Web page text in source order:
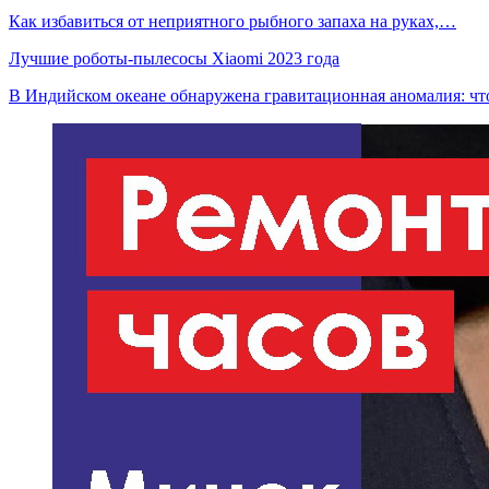
Как избавиться от неприятного рыбного запаха на руках,…
Лучшие роботы-пылесосы Xiaomi 2023 года
В Индийском океане обнаружена гравитационная аномалия: